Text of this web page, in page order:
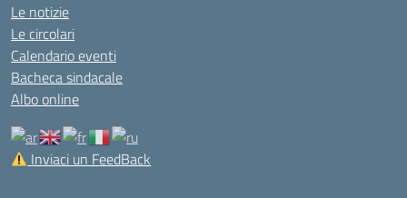
Le notizie
Le circolari
Calendario eventi
Bacheca sindacale
Albo online
Inviaci un FeedBack